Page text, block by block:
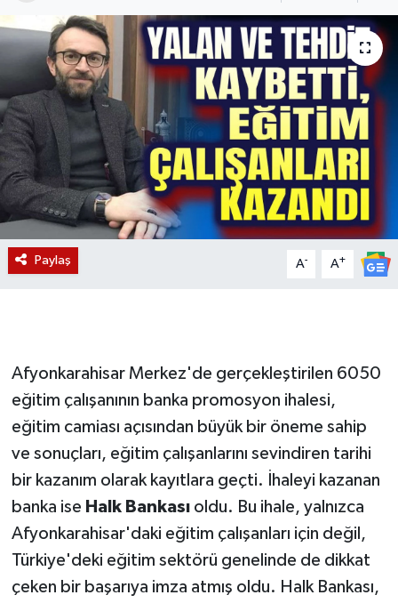
Paylaş A- A+
Afyonkarahisar Merkez'de gerçekleştirilen 6050
eğitim çalışanının banka promosyon ihalesi,
eğitim camiası açısından büyük bir öneme sahip
ve sonuçları, eğitim çalışanlarını sevindiren tarihi
bir kazanım olarak kayıtlara geçti. İhaleyi kazanan
banka ise Halk Bankasıoldu. Bu ihale, yalnızca
Afyonkarahisar'daki eğitim çalışanları için değil,
Türkiye'deki eğitim sektörü genelinde de dikkat
çeken bir başarıya imza atmış oldu. Halk Bankası,